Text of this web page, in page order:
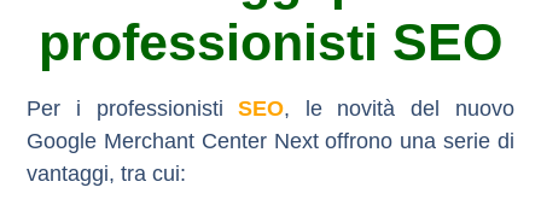
professionisti SEO
Per i professionistiSEO, le novità del nuovo
Google Merchant Center Next offrono una serie di
vantaggi, tra cui: